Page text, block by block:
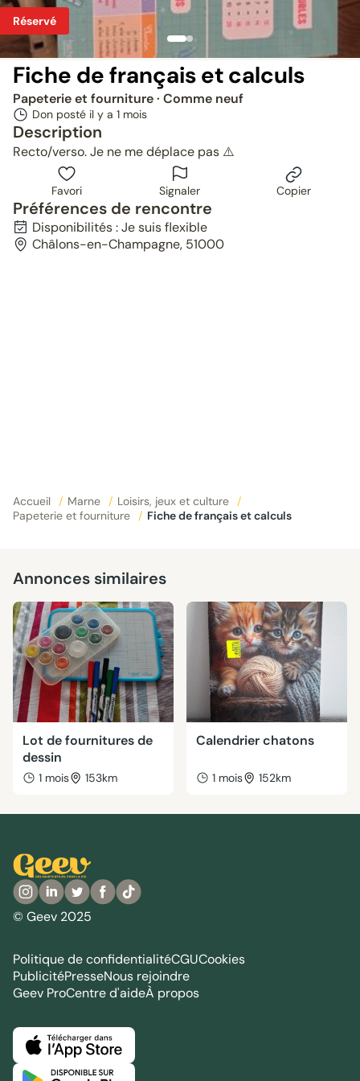
Réservé
Fiche de français et calculs
Papeterie et fourniture· Comme neuf
Don posté il y a 1 mois
Description
Recto/verso. Je ne me déplace pas ⚠️
Favori Signaler Copier
Préférences de rencontre
Disponibilités : Je suis flexible
Châlons-en-Champagne, 51000
Accueil / Marne / Loisirs, jeux et culture
/
Papeterie et fourniture
/ Fiche de français et calculs
Annonces similaires
Lot de fournitures de
dessin
1 mois 153km
Calendrier chatons
1 mois 152km
© Geev 2025
Politique de confidentialitéCGUCookies
PublicitéPresseNous rejoindre
Geev ProCentre d'aideÀ propos